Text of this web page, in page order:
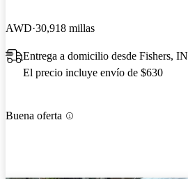
AWD 30,918 millas
Entrega a domicilio desde Fishers, IN
El precio incluye envío de $630
Buena oferta